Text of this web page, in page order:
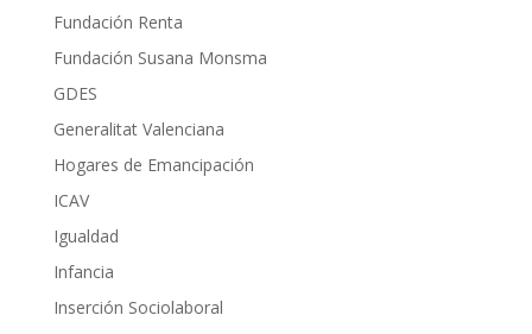
Fundación Renta
Fundación Susana Monsma
GDES
Generalitat Valenciana
Hogares de Emancipación
ICAV
Igualdad
Infancia
Inserción Sociolaboral